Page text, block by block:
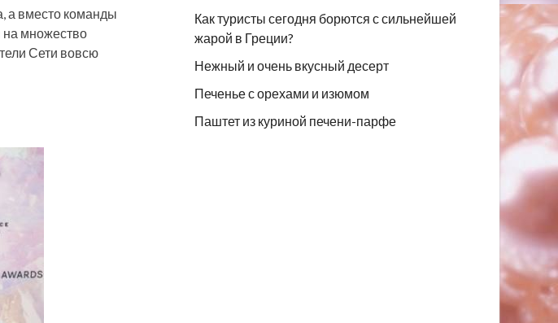
а вместо команды
на множество
Сети вовсю
Как туристы сегодня борются с сильнейшей
жарой в Греции?
Нежный и очень вкусный десерт
Печенье с орехами и изюмом
Паштет из куриной печени-парфе